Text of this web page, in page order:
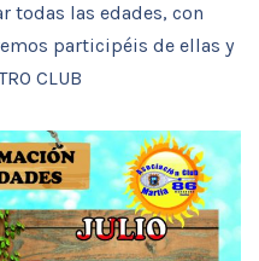
todas las edades, con
participéis de ellas y
CLUB